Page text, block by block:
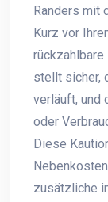
Randers mit
Kurz vor
rückzahlbare
stellt sicher,
verläuft, und
oder
Diese
zusätzliche